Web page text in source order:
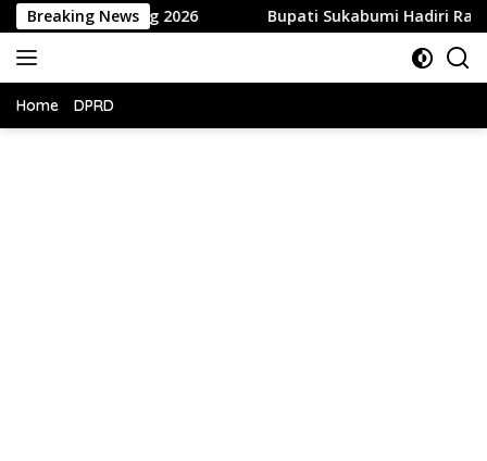
Langsung
ke
konten
Breaking News
2026 Bupati Sukabumi Hadiri Rapat Paripurna
Home DPRD